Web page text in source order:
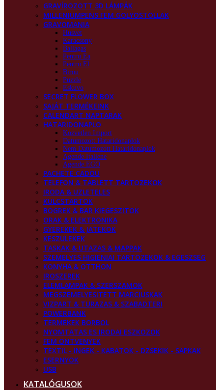
GRAVÍROZOTT 3D LÁMPÁK
MILLENIUMPENS FEM GOLYOSTOLLAK
GRAVOMANIA
Husvet
Karacsony
Ballagas
Pentru Ea
Pentru El
Birou
Puzzle
Eskuvo
SECRET FLOWER BOX
SAJÁT TERMÉKEINK
CALENDART NAPTARAK
HATARIDONAPLO
Kozvetlen Import
Datumozott Hataridonaplok
Nem Datumozott Hataridonaplok
Agende Italiene
Agende EGO
PACHETE CADOU
TELEFON & TABLETT TARTOZEKOK
IRODA & UZLETELES
KULCSTARTOK
BOGREK & BAR KIEGESZITOK
ORAK & ELEKTRONIKA
GYEREKEK & JATEKOK
KESZULEKEK
TASKAK & UTAZAS & MAPPAK
SZEMELYES HIGIENIAI TARTOZEKOK & EGESZSEG
KONYHA & OTTHON
IROSZEREK
ELEMLAMPAK & SZERSZAMOK
MEGSZEMELYESITETT MARCIUSKAK
VIZPART & TURAZAS & SZABADTERI
POWERBANK
TERMEKEK BORBOL
NYOMTATAS ES IRODAI ESZKOZOK
FEM ONTVENYEK
TEXTIL - INGEK - KABATOK - DZSEKIK - SAPKAK
ESERNYOK
USB
KATALÓGUSOK